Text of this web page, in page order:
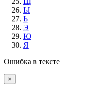
Ы
Ь
Э
Ю
Я
Ошибка в тексте
×